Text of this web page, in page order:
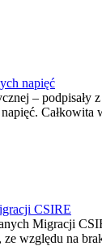
napięć
–
CSIRE
Migracji
względu na